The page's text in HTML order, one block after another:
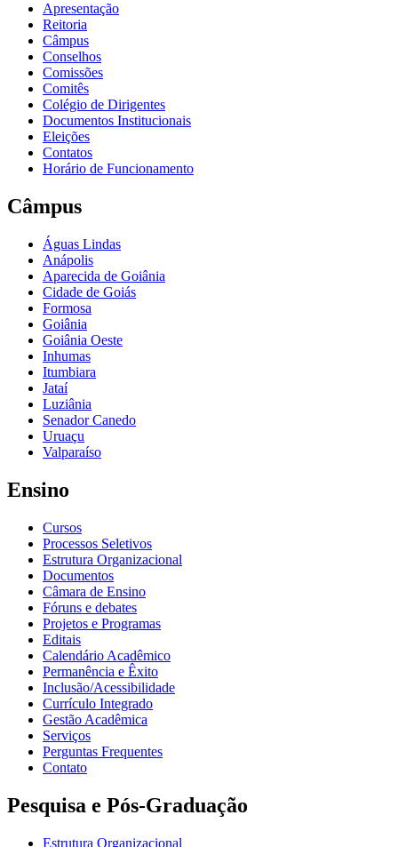
Apresentação
Reitoria
Câmpus
Conselhos
Comissões
Comitês
Colégio de Dirigentes
Documentos Institucionais
Eleições
Contatos
Horário de Funcionamento
Câmpus
Águas Lindas
Anápolis
Aparecida de Goiânia
Cidade de Goiás
Formosa
Goiânia
Goiânia Oeste
Inhumas
Itumbiara
Jataí
Luziânia
Senador Canedo
Uruaçu
Valparaíso
Ensino
Cursos
Processos Seletivos
Estrutura Organizacional
Documentos
Câmara de Ensino
Fóruns e debates
Projetos e Programas
Editais
Calendário Acadêmico
Permanência e Êxito
Inclusão/Acessibilidade
Currículo Integrado
Gestão Acadêmica
Serviços
Perguntas Frequentes
Contato
Pesquisa e Pós-Graduação
Estrutura Organizacional